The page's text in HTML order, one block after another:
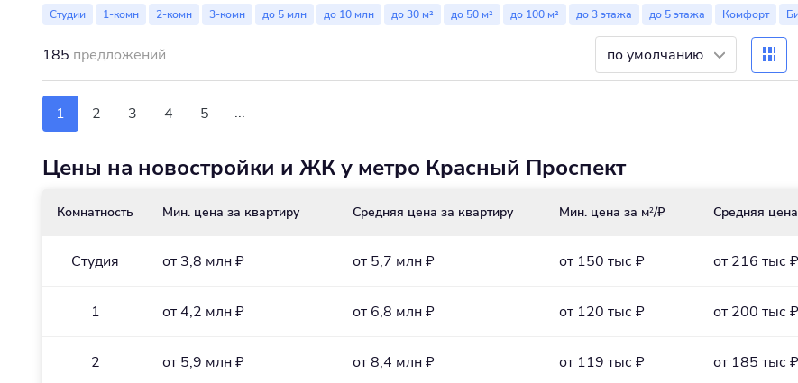
Студии 1-комн 2-комн 3-комн до 5 млн до 10 млн до 30 м² до 50 м² до 100 м² до 3 этажа до 5 этажа Комфорт
185 предложений по умолчанию
1 2 3 4 5 ...
Цены на новостройки и ЖК у метро Красный Проспект
Комнатность Мин. цена за квартиру Средняя цена за квартиру Мин. цена за м2/₽ Средняя
Студия от 3,8 млн ₽ от 5,7 млн ₽ от 150 тыс ₽ от 216 тыс ₽
1 от 4,2 млн ₽ от 6,8 млн ₽ от 120 тыс ₽ от 200 тыс ₽
2 от 5,9 млн ₽ от 8,4 млн ₽ от 119 тыс ₽ от 185 тыс ₽